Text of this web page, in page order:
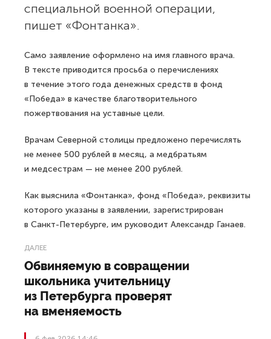
специальной военной операции,
пишет «Фонтанка».
Само заявление оформлено на имя главного врача.
В тексте приводится просьба о перечислениях
в течение этого года денежных средств в фонд
«Победа» в качестве благотворительного
пожертвования на уставные цели.
Врачам Северной столицы предложено перечислять
не менее 500 рублей в месяц, а медбратьям
и медсестрам — не менее 200 рублей.
Как выяснила «Фонтанка», фонд «Победа», реквизиты
которого указаны в заявлении, зарегистрирован
в Санкт-Петербурге, им руководит Александр Ганаев.
ДАЛЕЕ
Обвиняемую в совращении
школьника учительницу
из Петербурга проверят
на вменяемость